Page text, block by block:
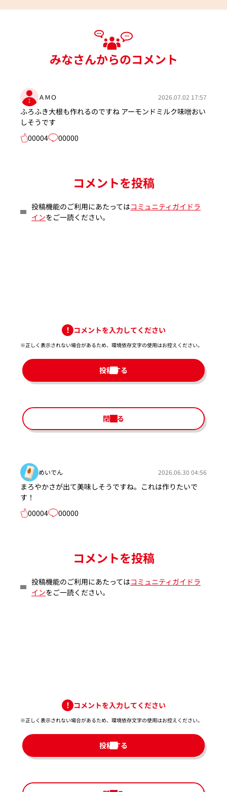
みなさんからのコメント
ＡＭＯ 2026.07.02 17:57
ふろふき大根も作れるのですね アーモンドミルク味噌おい
しそうです
00004
00000
コメントを投稿
投稿機能のご利用にあたってはコミュニティガイドラ
インをご一読ください。
コメントを入力してください
※正しく表示されない場合があるため、環境依存文字の使用はお控えください。​
投稿する
閉じる
めいでん 2026.06.30 04:56
まろやかさが出て美味しそうですね。これは作りたいで
す！
00004
00000
コメントを投稿
投稿機能のご利用にあたってはコミュニティガイドラ
インをご一読ください。
コメントを入力してください
※正しく表示されない場合があるため、環境依存文字の使用はお控えください。​
投稿する